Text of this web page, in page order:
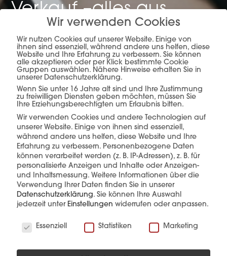
Verkauf –alles aus
einer Hand.
mehr erfahren
Diese Produkte könnten Sie auch
interessieren
Wir verwenden Cookies
Wir nutzen Cookies auf unserer Website. Einige von
ihnen sind essenziell, während andere uns helfen, diese
Website und Ihre Erfahrung zu verbessern. Sie können
alle akzeptieren oder per Klick bestimmte Cookie
Gruppen auswählen. Nähere Hinweise erhalten Sie in
unserer Datenschutzerklärung.
Wenn Sie unter 16 Jahre alt sind und Ihre Zustimmung
zu freiwilligen Diensten geben möchten, müssen Sie
Ihre Erziehungsberechtigten um Erlaubnis bitten.
Wir verwenden Cookies und andere Technologien auf
unserer Website. Einige von ihnen sind essenziell,
während andere uns helfen, diese Website und Ihre
Erfahrung zu verbessern. Personenbezogene Daten
können verarbeitet werden (z. B. IP-Adressen), z. B. für
personalisierte Anzeigen und Inhalte oder Anzeigen-
und Inhaltsmessung. Weitere Informationen über die
Verwendung Ihrer Daten finden Sie in unserer
Datenschutzerklärung. Sie können Ihre Auswahl
jederzeit unter Einstellungen widerrufen oder anpassen.
Essenziell
Statistiken Marketing